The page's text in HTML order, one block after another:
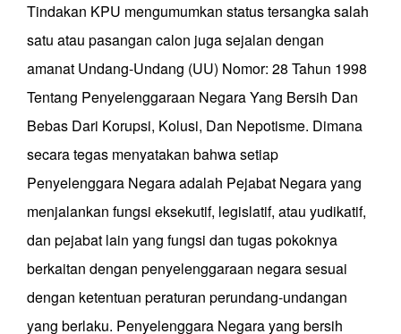
Tindakan KPU mengumumkan status tersangka salah
satu atau pasangan calon juga sejalan dengan
amanat Undang-Undang (UU) Nomor: 28 Tahun 1998
Tentang Penyelenggaraan Negara Yang Bersih Dan
Bebas Dari Korupsi, Kolusi, Dan Nepotisme. Dimana
secara tegas menyatakan bahwa setiap
Penyelenggara Negara adalah Pejabat Negara yang
menjalankan fungsi eksekutif, legislatif, atau yudikatif,
dan pejabat lain yang fungsi dan tugas pokoknya
berkaitan dengan penyelenggaraan negara sesuai
dengan ketentuan peraturan perundang-undangan
yang berlaku. Penyelenggara Negara yang bersih